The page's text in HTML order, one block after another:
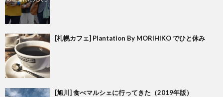
[札幌カフェ] Plantation By MORIHIKO でひと休み
[旭川] 食べマルシェに行ってきた（2019年版）